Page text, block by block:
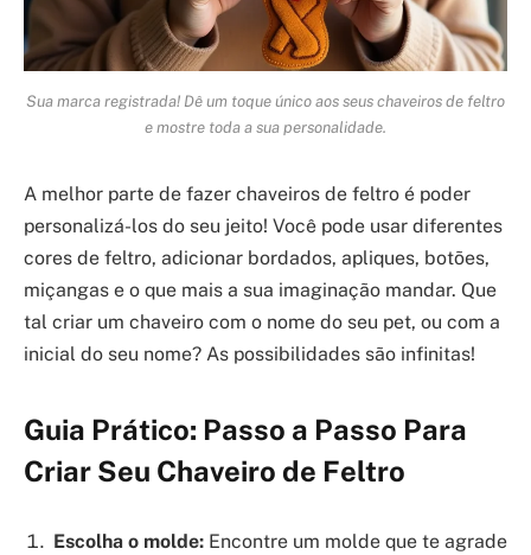
Sua marca registrada! Dê um toque único aos seus chaveiros de feltro
e mostre toda a sua personalidade.
A melhor parte de fazer chaveiros de feltro é poder
personalizá-los do seu jeito! Você pode usar diferentes
cores de feltro, adicionar bordados, apliques, botões,
miçangas e o que mais a sua imaginação mandar. Que
tal criar um chaveiro com o nome do seu pet, ou com a
inicial do seu nome? As possibilidades são infinitas!
Guia Prático: Passo a Passo Para
Criar Seu Chaveiro de Feltro
Escolha o molde: Encontre um molde que te agrade